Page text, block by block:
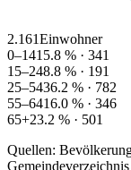
2.161Einwohner
0–1415.8 % · 341
15–248.8 % · 191
25–5436.2 % · 782
55–6416.0 % · 346
65+23.2 % · 501
Quellen: